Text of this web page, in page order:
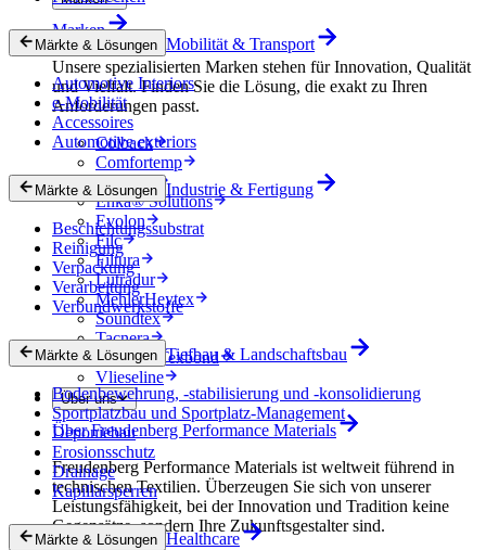
Marken
Unsere spezialisierten Marken stehen für Innovation, Qualität
und Vielfalt. Finden Sie die Lösung, die exakt zu Ihren
Anforderungen passt.
Colback
Comfortemp
Dripstop
Enka® Solutions
Evolon
Filc
Filtura
Lutradur
MehlerHeytex
Soundtex
Tacnera
Terbond-Texbond
Vlieseline
Über uns
Über Freudenberg Performance Materials
Freudenberg Performance Materials ist weltweit führend in
technischen Textilien. Überzeugen Sie sich von unserer
Leistungsfähigkeit, bei der Innovation und Tradition keine
Gegensätze, sondern Ihre Zukunftsgestalter sind.
Märkte & Lösungen Mobilität & Transport
Automotive Interiors
e-Mobilität
Accessoires
Automotive exteriors
Märkte & Lösungen Industrie & Fertigung
Beschichtungssubstrat
Reinigung
Verpackung
Verarbeitung
Verbundwerkstoffe
Märkte & Lösungen Tiefbau & Landschaftsbau
Bodenbewehrung, -stabilisierung und -konsolidierung
Sportplatzbau und Sportplatz-Management
Deponiebau
Erosionsschutz
Drainage
Kapillarsperren
Märkte & Lösungen Healthcare